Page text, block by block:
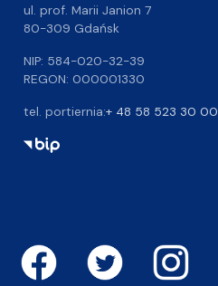
ul. prof. Marii Janion 7
80-309 Gdańsk
NIP: 584-020-32-39
REGON: 000001330
tel. portiernia:+ 48 58 523 30 00